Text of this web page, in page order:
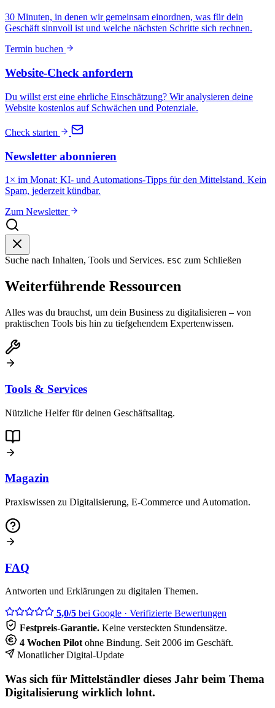
30 Minuten, in denen wir gemeinsam einordnen, was für dein
Geschäft sinnvoll ist und welche nächsten Schritte sich rechnen.
Termin buchen
Website-Check anfordern
Du willst erst eine ehrliche Einschätzung? Wir analysieren deine
Website kostenlos auf Schwächen und Potenziale.
Check starten
Newsletter abonnieren
1× im Monat: KI- und Automations-Tipps für den Mittelstand. Kein
Spam, jederzeit kündbar.
Zum Newsletter
Suche nach Inhalten, Tools und Services. ESC zum Schließen
Weiterführende Ressourcen
Alles was du brauchst, um dein Business zu digitalisieren – von
praktischen Tools bis hin zu tiefgehendem Expertenwissen.
Tools & Services
Nützliche Helfer für deinen Geschäftsalltag.
Magazin
Praxiswissen zu Digitalisierung, E-Commerce und Automation.
FAQ
Antworten und Erklärungen zu digitalen Themen.
5,0/5 bei Google · Verifizierte Bewertungen
Festpreis-Garantie. Keine versteckten Stundensätze.
4 Wochen Pilot ohne Bindung. Seit 2006 im Geschäft.
Monatlicher Digital-Update
Was sich für Mittelständler dieses Jahr beim Thema
Digitalisierung wirklich lohnt.